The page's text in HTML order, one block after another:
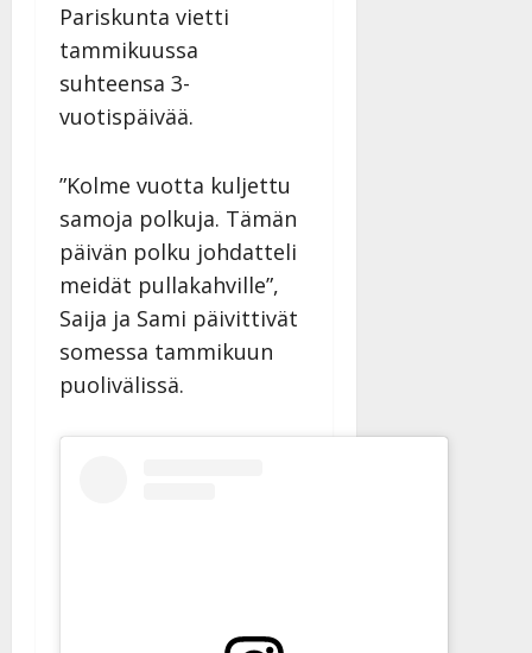
Pariskunta vietti
tammikuussa
suhteensa 3-
vuotispäivää.
”Kolme vuotta kuljettu
samoja polkuja. Tämän
päivän polku johdatteli
meidät pullakahville”,
Saija ja Sami päivittivät
somessa tammikuun
puolivälissä.